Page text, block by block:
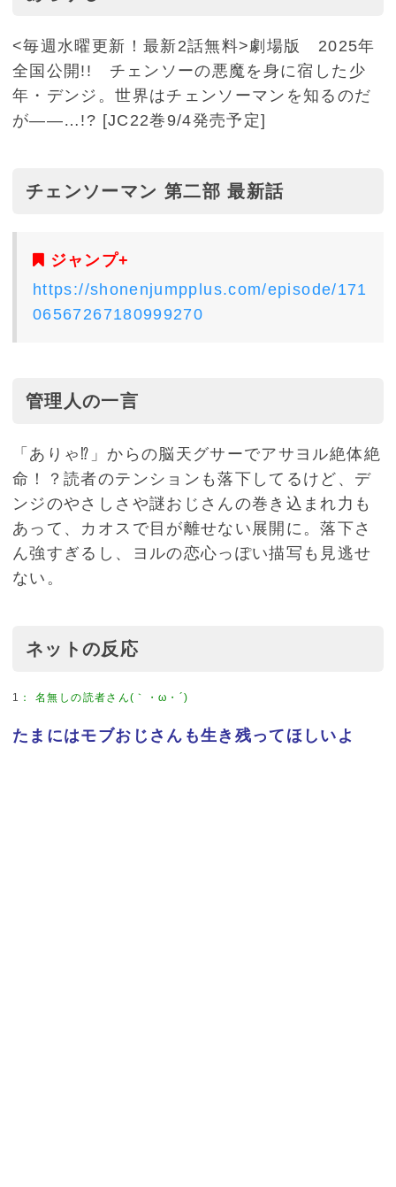
<毎週水曜更新！最新2話無料>劇場版 2025年
全国公開!! チェンソーの悪魔を身に宿した少
年・デンジ。世界はチェンソーマンを知るのだ
が――…!? [JC22巻9/4発売予定]
チェンソーマン 第二部 最新話
ジャンプ+
https://shonenjumpplus.com/episode/171
06567267180999270
管理人の一言
「ありゃ⁉︎」からの脳天グサーでアサヨル絶体絶
命！？読者のテンションも落下してるけど、デ
ンジのやさしさや謎おじさんの巻き込まれ力も
あって、カオスで目が離せない展開に。落下さ
ん強すぎるし、ヨルの恋心っぽい描写も見逃せ
ない。
ネットの反応
1 ：名無しの読者さん(｀・ω・´)
たまにはモブおじさんも生き残ってほしいよ